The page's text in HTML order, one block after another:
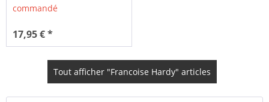
commandé
17,95 € *
Tout afficher "Francoise Hardy" articles